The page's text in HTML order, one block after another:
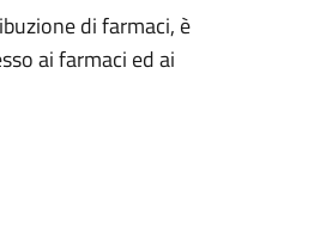
di farmaci, è
ai farmaci ed ai